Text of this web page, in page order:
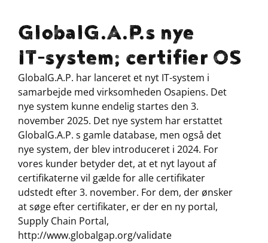
GlobalG.A.P.s nye
IT‑system; certifier OS
GlobalG.A.P. har lanceret et nyt IT-system i
samarbejde med virksomheden Osapiens. Det
nye system kunne endelig startes den 3.
november 2025. Det nye system har erstattet
GlobalG.A.P. s gamle database, men også det
nye system, der blev introduceret i 2024. For
vores kunder betyder det, at et nyt layout af
certifikaterne vil gælde for alle certifikater
udstedt efter 3. november. For dem, der ønsker
at søge efter certifikater, er der en ny portal,
Supply Chain Portal,
http://www.globalgap.org/validate